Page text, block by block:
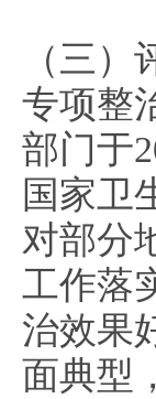
（三
专项整
部门于
国家卫
对部分
工作落
治效果
面典型